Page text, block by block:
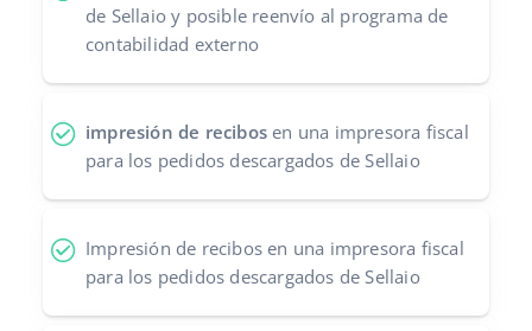
de Sellaio y posible reenvío al programa de
contabilidad externo
impresión de recibos en una impresora fiscal
para los pedidos descargados de Sellaio
Impresión de recibos en una impresora fiscal
para los pedidos descargados de Sellaio